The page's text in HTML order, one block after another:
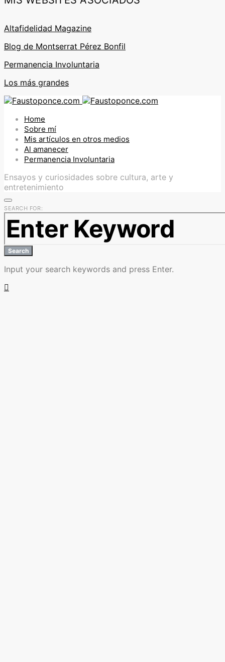
Altafidelidad Magazine
Blog de Montserrat Pérez Bonfil
Permanencia Involuntaria
Los más grandes
Home
Sobre mí
Mis artículos en otros medios
Al amanecer
Permanencia Involuntaria
Ensayos y curiosidades sobre cultura, arte y
entretenimiento
SEARCH FOR:
Search
Input your search keywords and press Enter.